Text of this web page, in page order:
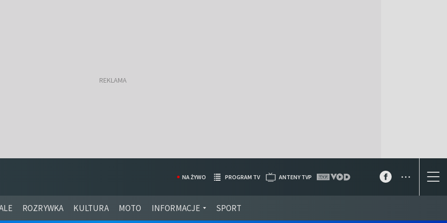
ROZRYWKA KULTURA MOTO INFORMACJE SPORT
NA ŻYWO PROGRAM TV ANTENY TVP ...